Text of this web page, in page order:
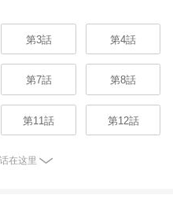
第3話 第4話
第7話 第8話
第11話 第12話
在这里